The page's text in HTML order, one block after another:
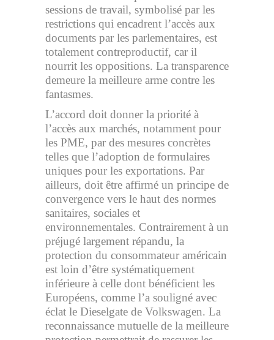
sessions de travail, symbolisé par les
restrictions qui encadrent l’accès aux
documents par les parlementaires, est
totalement contreproductif, car il
nourrit les oppositions. La transparence
demeure la meilleure arme contre les
fantasmes.
L’accord doit donner la priorité à
l’accès aux marchés, notamment pour
les PME, par des mesures concrètes
telles que l’adoption de formulaires
uniques pour les exportations. Par
ailleurs, doit être affirmé un principe de
convergence vers le haut des normes
sanitaires, sociales et
environnementales. Contrairement à un
préjugé largement répandu, la
protection du consommateur américain
est loin d’être systématiquement
inférieure à celle dont bénéficient les
Européens, comme l’a souligné avec
éclat le Dieselgate de Volkswagen. La
reconnaissance mutuelle de la meilleure